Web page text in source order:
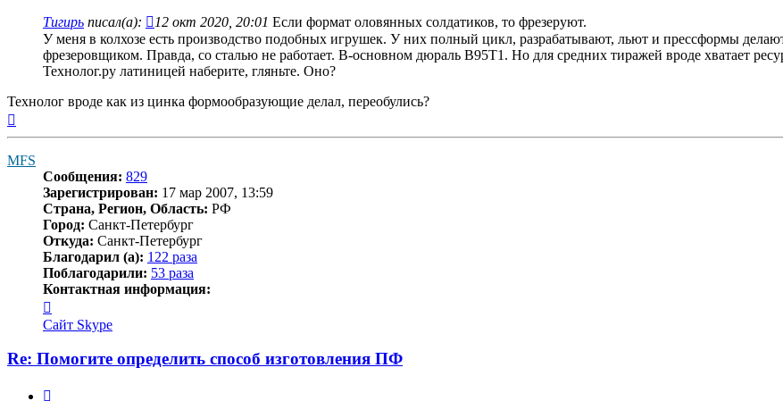
Тигирь писал(а): 12 окт 2020, 20:01 Если формат оловянных солдатиков, то фрезеруют.
У меня в колхозе есть производство подобных игрушек. У них полный цикл, разрабатывают, льют и прессформы
фрезеровщиком. Правда, со сталью не работает. В-основном дюраль В95Т1. Но для средних тиражей вроде хватает
Технолог.ру латиницей наберите, гляньте. Оно?
Технолог вроде как из цинка формообразующие делал, переобулись?
MFS
Сообщения: 829
Зарегистрирован: 17 мар 2007, 13:59
Страна, Регион, Область: РФ
Город: Санкт-Петербург
Откуда: Санкт-Петербург
Благодарил (а): 122 раза
Поблагодарили: 53 раза
Контактная информация:
информация
пользователя
Сайт Skype
Re: Помогите определить способ изготовления ПФ